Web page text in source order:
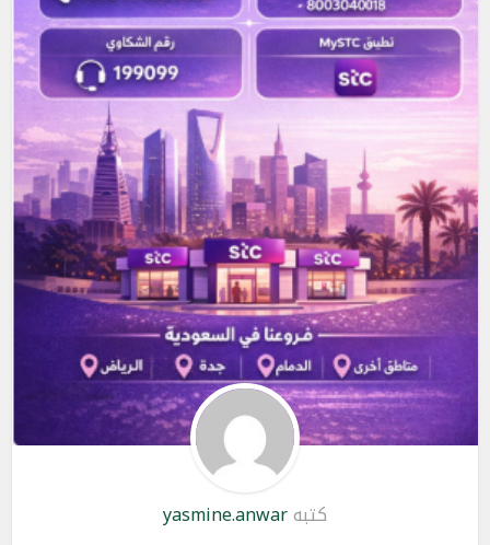
كتبهyasmine.anwar